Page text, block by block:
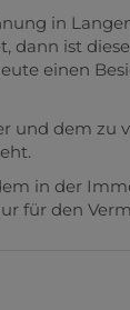
in
dann ist
einen
und dem
in der
für den